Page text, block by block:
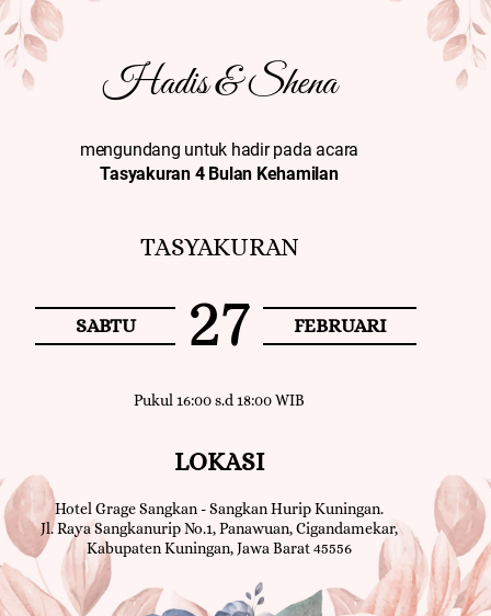
Hadis & Shena
mengundang untuk hadir pada acara
Tasyakuran 4 Bulan Kehamilan
TASYAKURAN
SABTU 27 FEBRUARI
Pukul 16:00 s.d 18:00 WIB
LOKASI
Hotel Grage Sangkan - Sangkan Hurip Kuningan.
Jl. Raya Sangkanurip No.1, Panawuan, Cigandamekar,
Kabupaten Kuningan, Jawa Barat 45556